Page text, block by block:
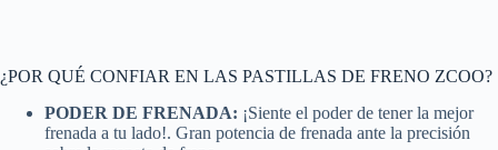
¿POR QUÉ CONFIAR EN LAS PASTILLAS DE FRENO ZCOO?
PODER DE FRENADA: ¡Siente el poder de tener la mejor
frenada a tu lado!. Gran potencia de frenada ante la precisión